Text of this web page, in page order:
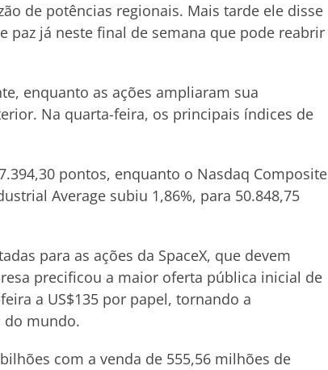
de potências regionais. Mais tarde ele disse
paz já neste final de semana que pode reabrir
enquanto as ações ampliaram sua
Na quarta-feira, os principais índices de
pontos, enquanto o Nasdaq Composite
Average subiu 1,86%, para 50.848,75
para as ações da SpaceX, que devem
precificou a maior oferta pública inicial de
a US$135 por papel, tornando a
do mundo.
com a venda de 555,56 milhões de